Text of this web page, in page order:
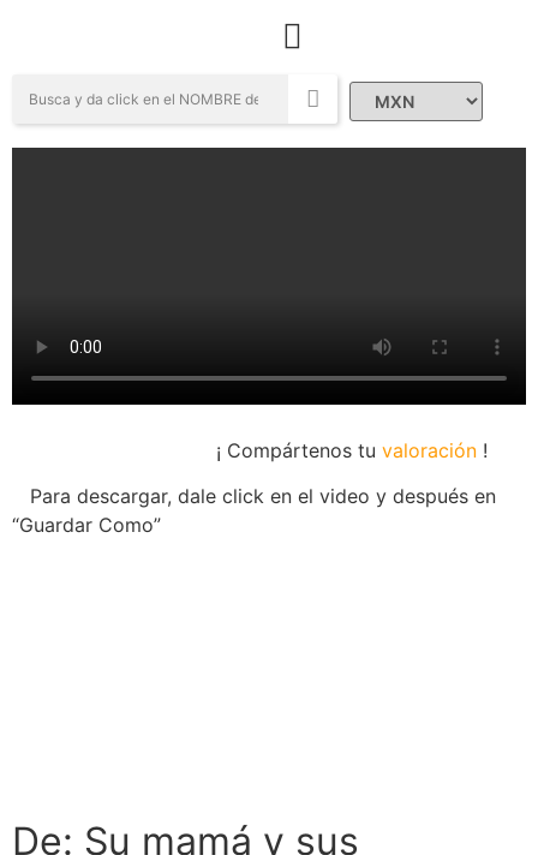
¡ Compártenos tu valoración !
Para descargar, dale click en el video y después en
“Guardar Como”
De: Su mamá y sus